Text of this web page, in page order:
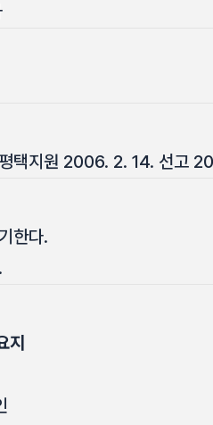
택지원 2006. 2. 14. 선고
한다.
지